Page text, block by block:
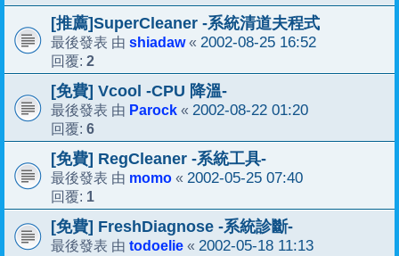
[推薦]SuperCleaner -系統清道夫程式
最後發表 由 shiadaw« 2002-08-25 16:52
回覆: 2
[免費] Vcool -CPU 降溫-
最後發表 由 Parock « 2002-08-22 01:20
回覆: 6
[免費] RegCleaner -系統工具-
最後發表 由 momo « 2002-05-25 07:40
回覆: 1
[免費] FreshDiagnose -系統診斷-
最後發表 由 todoelie « 2002-05-18 11:13